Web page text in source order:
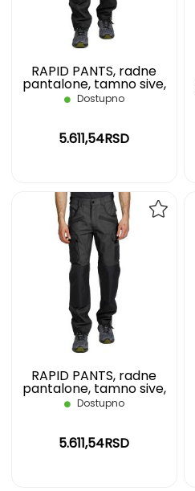
RAPID PANTS, radne
pantalone, tamno sive,
56
Dostupno
5.611,54RSD
RAPID PANTS, radne
pantalone, tamno sive,
60
Dostupno
5.611,54RSD